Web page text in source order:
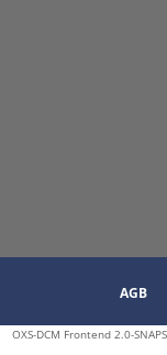
AGB
OXS-DCM Frontend 2.0-